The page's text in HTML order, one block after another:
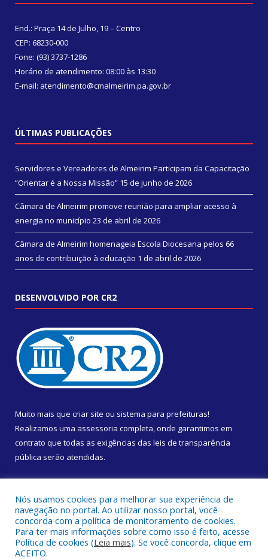
End.: Praça 14 de Julho, 19 – Centro
CEP: 68230-000
Fone: (93) 3737-1286
Horário de atendimento: 08:00 às 13:30
E-mail: atendimento@cmalmeirim.pa.gov.br
ÚLTIMAS PUBLICAÇÕES
Servidores e Vereadores de Almeirim Participam da Capacitação
“Orientar é a Nossa Missão” 15 de junho de 2026
Câmara de Almeirim promove reunião para ampliar acesso à
energia no município 23 de abril de 2026
Câmara de Almeirim homenageia Escola Diocesana pelos 66
anos de contribuição à educação 1 de abril de 2026
DESENVOLVIDO POR CR2
Muito mais que criar site ou sistema para prefeituras!
Realizamos uma assessoria completa, onde garantimos em
contrato que todas as exigências das leis de transparência
pública serão atendidas.
Todos os direitos reservados a Câmara Municipal de Almeirim.
Nós usamos cookies para melhorar sua experiência de
navegação no portal. Ao utilizar nosso portal, você
concorda com a política de monitoramento de cookies.
Para ter mais informações sobre como isso é feito, acesse
Política de cookies (Leia mais). Se você concorda, clique em
ACEITO.